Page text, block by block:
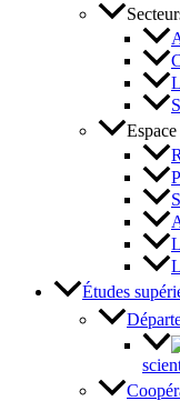
Études